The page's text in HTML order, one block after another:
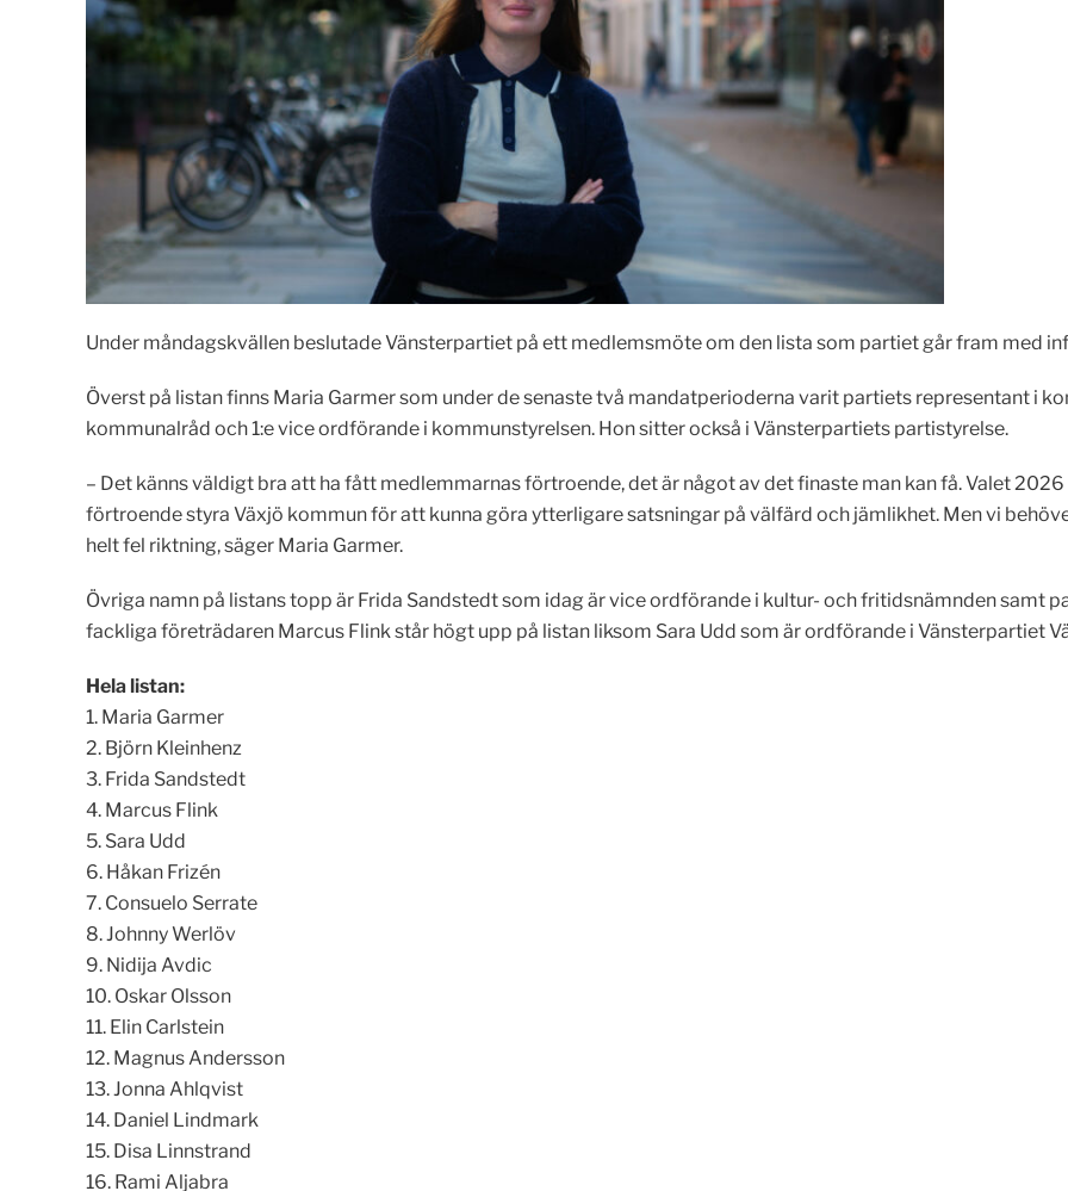
Under måndagskvällen beslutade Vänsterpartiet på ett medlemsmöte om den lista som partiet går fram med
Överst på listan finns Maria Garmer som under de senaste två mandatperioderna varit partiets representant i
kommunalråd och 1:e vice ordförande i kommunstyrelsen. Hon sitter också i Vänsterpartiets partistyrelse.
– Det känns väldigt bra att ha fått medlemmarnas förtroende, det är något av det finaste man kan få. Valet
förtroende styra Växjö kommun för att kunna göra ytterligare satsningar på välfärd och jämlikhet. Men vi
helt fel riktning, säger Maria Garmer.
Övriga namn på listans topp är Frida Sandstedt som idag är vice ordförande i kultur- och fritidsnämnden samt
fackliga företrädaren Marcus Flink står högt upp på listan liksom Sara Udd som är ordförande i Vänsterpartiet
Hela listan:
1. Maria Garmer
2. Björn Kleinhenz
3. Frida Sandstedt
4. Marcus Flink
5. Sara Udd
6. Håkan Frizén
7. Consuelo Serrate
8. Johnny Werlöv
9. Nidija Avdic
10. Oskar Olsson
11. Elin Carlstein
12. Magnus Andersson
13. Jonna Ahlqvist
14. Daniel Lindmark
15. Disa Linnstrand
16. Rami Aljabra